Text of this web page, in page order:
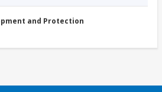
and Protection